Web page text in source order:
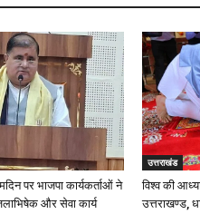
पर भाजपा कार्यकर्ताओं ने
और सेवा कार्य
उत्तराखंड
विश्व की
उत्तराखण्ड,